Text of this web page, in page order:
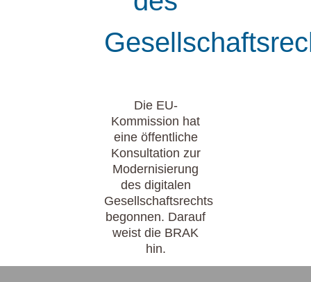
Die EU-
Kommission hat
eine öffentliche
Konsultation zur
Modernisierung
des digitalen
Gesellschaftsrechts
begonnen. Darauf
weist die BRAK
hin.